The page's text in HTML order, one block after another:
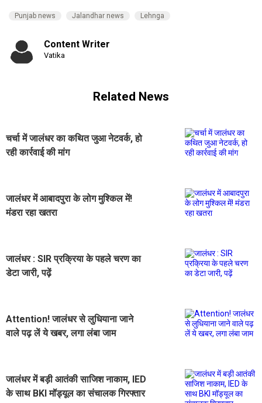
Punjab news Jalandhar news Lehnga
Content Writer
Vatika
Related News
चर्चा में जालंधर का कथित जुआ नेटवर्क, हो
रही कार्रवाई की मांग
जालंधर में आबादपुरा के लोग मुश्किल में!
मंडरा रहा खतरा
जालंधर : SIR प्रक्रिया के पहले चरण का
डेटा जारी, पढ़ें
Attention! जालंधर से लुधियाना जाने
वाले पढ़ लें ये खबर, लगा लंबा जाम
जालंधर में बड़ी आतंकी साजिश नाकाम, IED
के साथ BKI मॉड्यूल का संचालक गिरफ्तार